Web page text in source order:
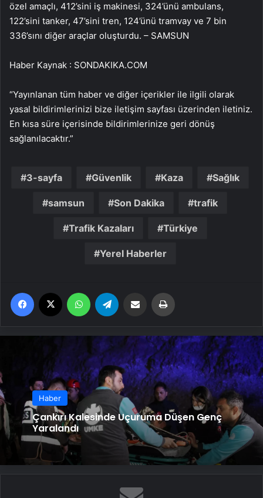
özel amaçlı, 412’sini iş makinesi, 324’ünü ambulans,
122’sini tanker, 47’sini tren, 124’ünü tramvay ve 7 bin
336’sını diğer araçlar oluşturdu. – SAMSUN
Haber Kaynak : SONDAKIKA.COM
“Yayınlanan tüm haber ve diğer içerikler ile ilgili olarak
yasal bildirimlerinizi bize iletişim sayfası üzerinden iletiniz.
En kısa süre içerisinde bildirimlerinize geri dönüş
sağlanılacaktır.”
3-sayfa Güvenlik Kaza Sağlık
samsun Son Dakika trafik
Trafik Kazaları Türkiye
Yerel Haberler
Facebook WhatsApp Email'den paylaş
Haber
Çankırı Kalesinde Uçuruma Düşen Genç
Yaralandı